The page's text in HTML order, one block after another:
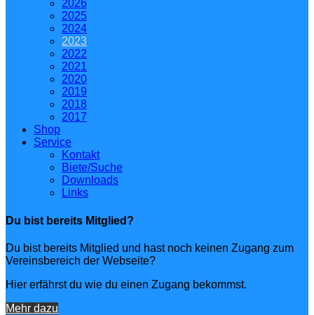
2026
2025
2024
2023
2022
2021
2020
2019
2018
2017
Shop
Service
Kontakt
Biete/Suche
Downloads
Links
Du bist bereits Mitglied?
Du bist bereits Mitglied und hast noch keinen Zugang zum
Vereinsbereich der Webseite?
Hier erfährst du wie du einen Zugang bekommst.
Mehr dazu